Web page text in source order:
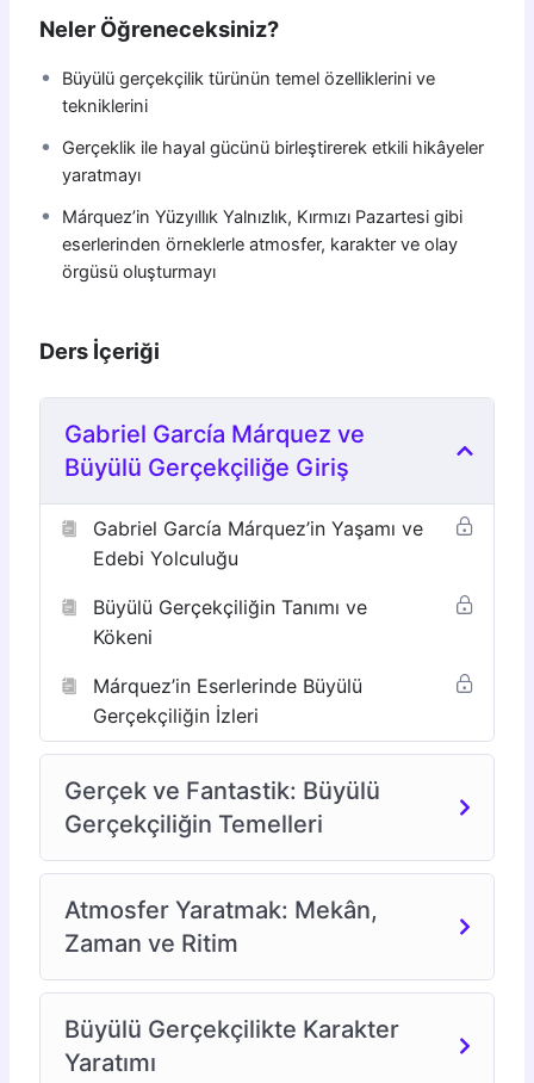
Neler Öğreneceksiniz?
Büyülü gerçekçilik türünün temel özelliklerini ve
tekniklerini
Gerçeklik ile hayal gücünü birleştirerek etkili hikâyeler
yaratmayı
Márquez’in Yüzyıllık Yalnızlık, Kırmızı Pazartesi gibi
eserlerinden örneklerle atmosfer, karakter ve olay
örgüsü oluşturmayı
Ders İçeriği
Gabriel García Márquez ve
Büyülü Gerçekçiliğe Giriş
Gabriel García Márquez’in Yaşamı ve
Edebi Yolculuğu
Büyülü Gerçekçiliğin Tanımı ve
Kökeni
Márquez’in Eserlerinde Büyülü
Gerçekçiliğin İzleri
Gerçek ve Fantastik: Büyülü
Gerçekçiliğin Temelleri
Atmosfer Yaratmak: Mekân,
Zaman ve Ritim
Büyülü Gerçekçilikte Karakter
Yaratımı